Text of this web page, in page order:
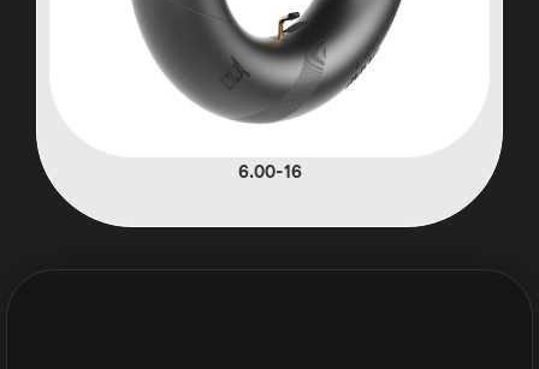
6.00-16